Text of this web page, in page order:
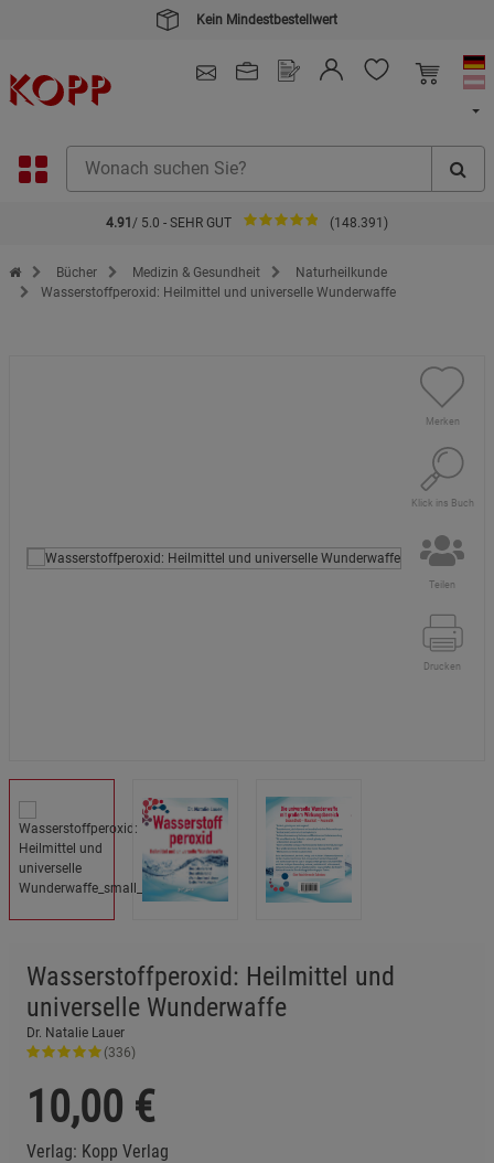
Kein Mindestbestellwert
4.91 / 5.0 - SEHR GUT (148.391)
Zur Startseite des Kopp Verlag Online-Shop
Bücher Medizin & Gesundheit
Naturheilkunde
Wasserstoffperoxid: Heilmittel und universelle Wunderwaffe
Merken
Klick ins Buch
Teilen
Drucken
Wasserstoffperoxid: Heilmittel und
universelle Wunderwaffe
Dr. Natalie Lauer
(336)
10,00 €
Verlag: Kopp Verlag